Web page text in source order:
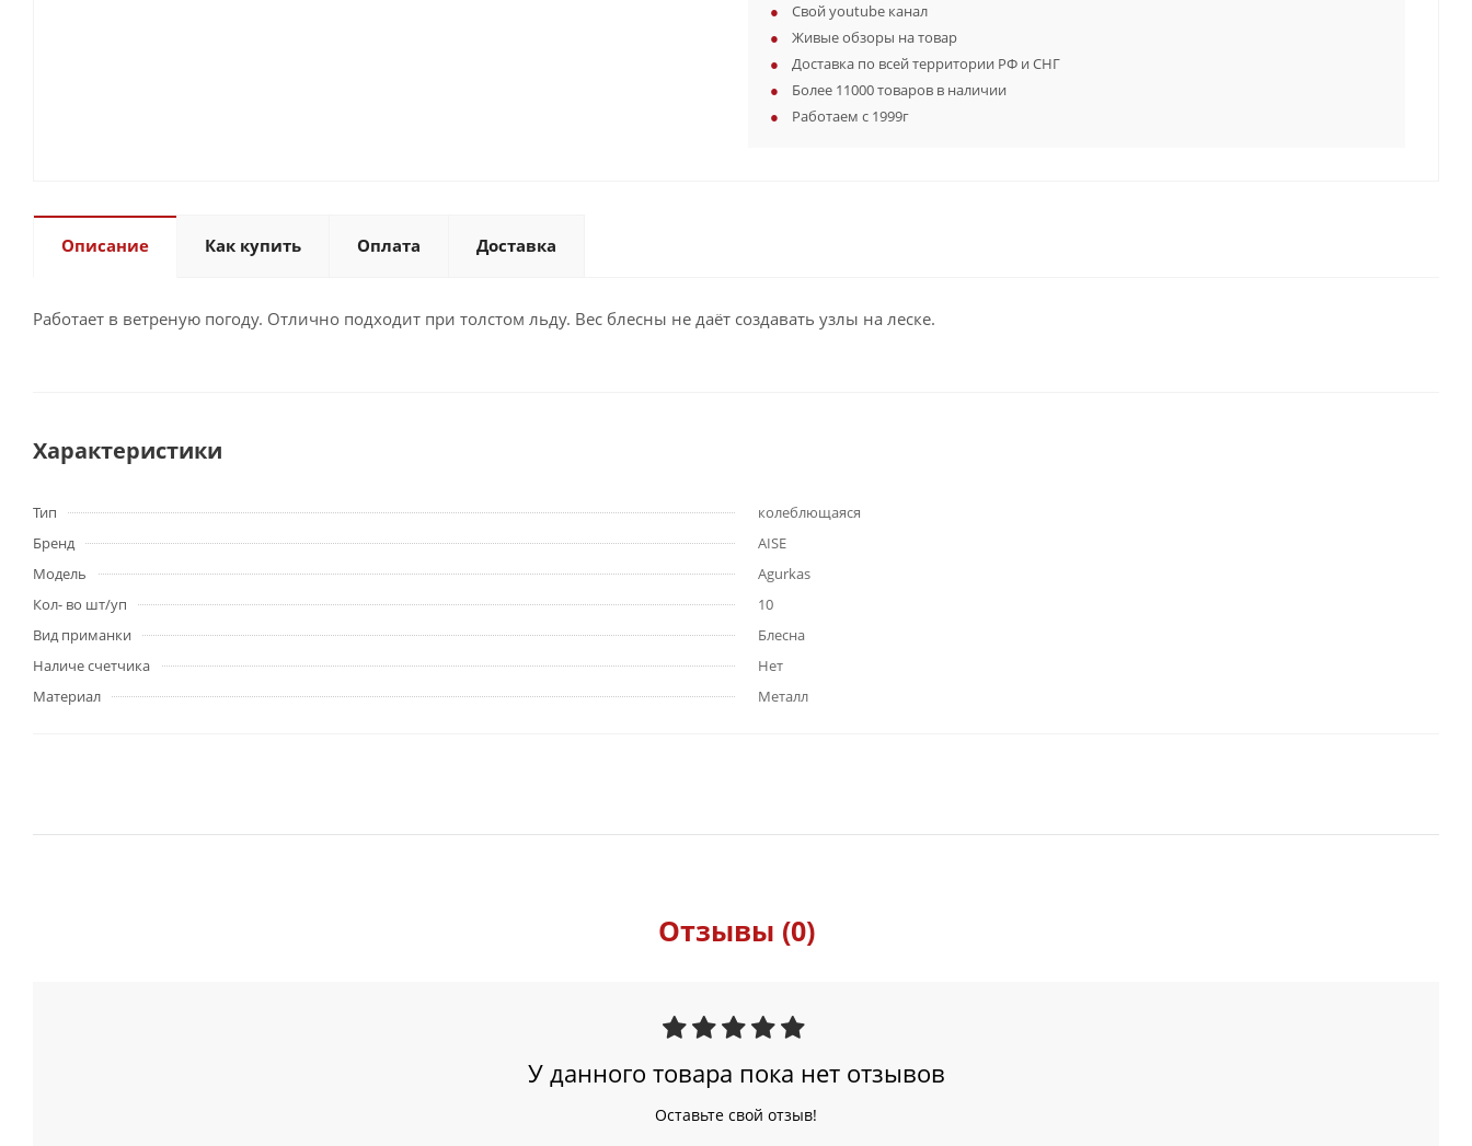
Свой youtube канал
Живые обзоры на товар
Доставка по всей территории РФ и СНГ
Более 11000 товаров в наличии
Работаем с 1999г
Описание Как купить Оплата Доставка
Работает в ветреную погоду. Отлично подходит при толстом льду. Вес блесны не даёт создавать узлы на леске.
Характеристики
Тип
колеблющаяся
Бренд
AISE
Модель
Agurkas
Кол- во шт/уп
10
Вид приманки
Блесна
Наличе счетчика
Нет
Материал
Металл
Отзывы (0)
У данного товара пока нет отзывов
Оставьте свой отзыв!